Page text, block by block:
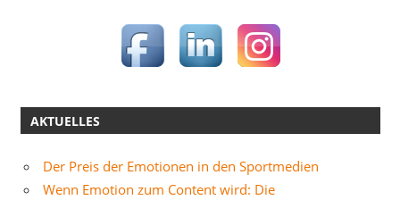
AKTUELLES
Der Preis der Emotionen in den Sportmedien
Wenn Emotion zum Content wird: Die